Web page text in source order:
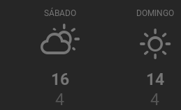
SÁBADO
16
4
DOMINGO
14
4